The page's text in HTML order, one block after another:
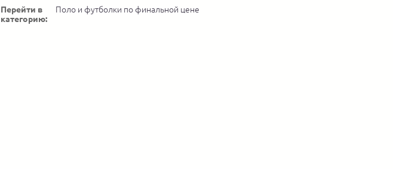
Перейти в
категорию:
Поло и футболки по финальной цене